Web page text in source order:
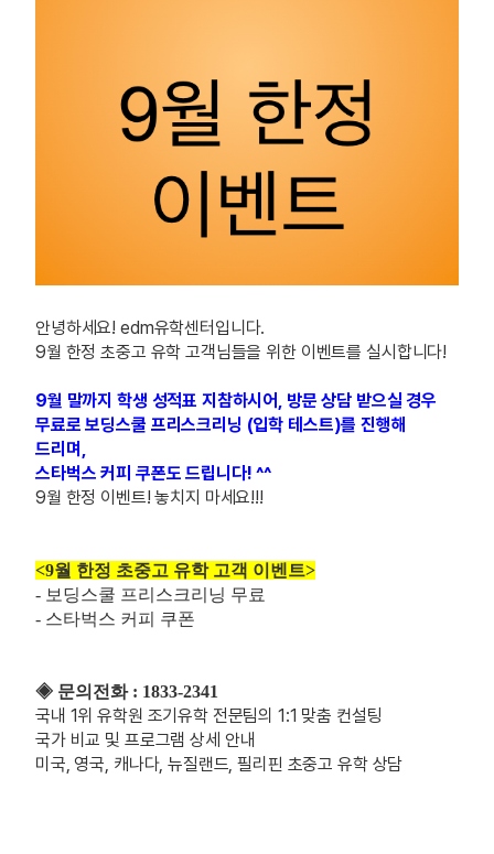
안녕하세요! edm유학센터입니다.
9월 한정 초중고 유학 고객님들을 위한 이벤트를 실시합니다!
9월 말까지 학생 성적표 지참하시어, 방문 상담 받으실 경우
무료로 보딩스쿨 프리스크리닝 (입학 테스트)를 진행해
드리며,
스타벅스 커피 쿠폰도 드립니다! ^^
9월 한정 이벤트! 놓치지 마세요!!!
<9월 한정 초중고 유학 고객 이벤트>
- 보딩스쿨 프리스크리닝 무료
- 스타벅스 커피 쿠폰
◈ 문의전화 : 1833-2341
국내 1위 유학원 조기유학 전문팀의 1:1 맞춤 컨설팅
국가 비교 및 프로그램 상세 안내
미국, 영국, 캐나다, 뉴질랜드, 필리핀 초중고 유학 상담